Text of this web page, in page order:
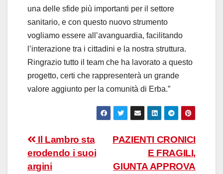
una delle sfide più importanti per il settore
sanitario, e con questo nuovo strumento
vogliamo essere all’avanguardia, facilitando
l’interazione tra i cittadini e la nostra struttura.
Ringrazio tutto il team che ha lavorato a questo
progetto, certi che rappresenterà un grande
valore aggiunto per la comunità di Erba.”
Navigazione
articoli
PAZIENTI CRONICI
E FRAGILI,
GIUNTA APPROVA
Il Lambro sta
erodendo i suoi
argini